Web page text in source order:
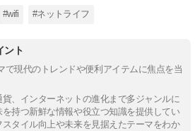
#wifi #ネットライフ
ント
で現代のトレンドや便利アイテムに焦点を当
、インターネットの進化まで多ジャンルに
持つ新鮮な情報や役立つ知識を提供してい
タイル向上や未来を見据えたテーマをわか